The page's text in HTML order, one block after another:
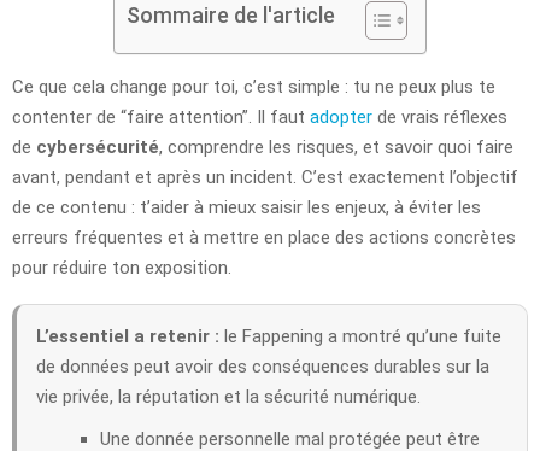
Sommaire de l'article
Ce que cela change pour toi, c’est simple : tu ne peux plus te
contenter de “faire attention”. Il faut adopter de vrais réflexes
de cybersécurité, comprendre les risques, et savoir quoi faire
avant, pendant et après un incident. C’est exactement l’objectif
de ce contenu : t’aider à mieux saisir les enjeux, à éviter les
erreurs fréquentes et à mettre en place des actions concrètes
pour réduire ton exposition.
L’essentiel a retenir : le Fappening a montré qu’une fuite
de données peut avoir des conséquences durables sur la
vie privée, la réputation et la sécurité numérique.
Une donnée personnelle mal protégée peut être